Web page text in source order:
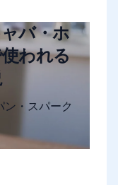
ャバ・ホ
われる
ン・スパーク